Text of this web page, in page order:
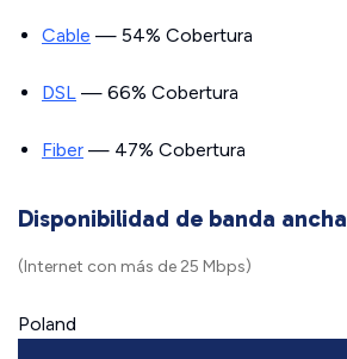
Cable — 54% Cobertura
DSL — 66% Cobertura
Fiber — 47% Cobertura
Disponibilidad de banda ancha
(Internet con más de 25 Mbps)
Poland